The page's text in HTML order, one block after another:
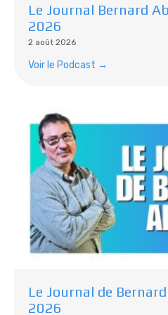
Le Journal Bernard
2026
2 août 2026
Voir le Podcast →
Le Journal de
2026